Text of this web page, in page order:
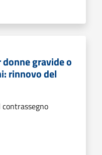
gravide o
rinnovo del